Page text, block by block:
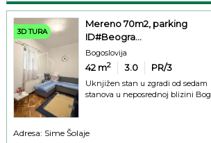
3D TURA
Mereno 70m2, parking
ID#Beogra...
Bogoslovija
42 m2 3.0 PR/3
Uknjižen stan u zgradi od sedam
stanova u neposrednoj blizini Bog...
Adresa: Sime Šolaje